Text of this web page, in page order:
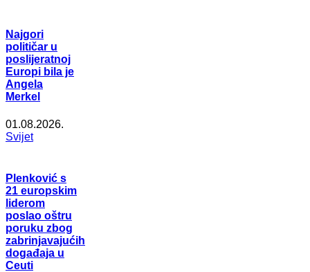
Najgori
političar u
poslijeratnoj
Europi bila je
Angela
Merkel
01.08.2026.
Svijet
Plenković s
21 europskim
liderom
poslao oštru
poruku zbog
zabrinjavajućih
događaja u
Ceuti